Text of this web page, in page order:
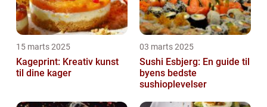
15 marts 2025
Kageprint: Kreativ kunst
til dine kager
03 marts 2025
Sushi Esbjerg: En guide til
byens bedste
sushioplevelser